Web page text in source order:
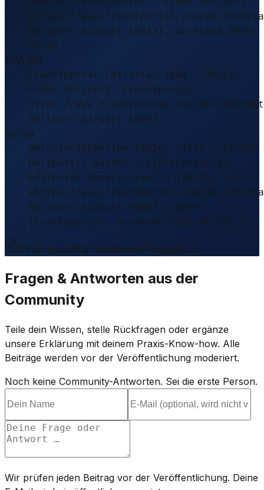
(https://www.frachtportal.com/de/
heliport-airport-10023), accessed 2026-
08-08
APA-Stil
Frachtportal Editorial Team. (2026).
Erdek Heliport. Frachtportal.
https://www.frachtportal.com/de/
heliport-airport-10023
BibTeX
@misc{erdekheliport2026, title = {Erdek
Heliport}, author = {{Frachtportal
Editorial Team}}, year = {2026}, url =
{https://www.frachtportal.com/de/
heliport-airport-10023}, note =
{Frachtportal, accessed 2026-08-08} }
Inhalt geprüft & redaktionell freigegeben.
Fragen & Antworten aus der
Community
Teile dein Wissen, stelle Rückfragen oder ergänze
unsere Erklärung mit deinem Praxis-Know-how. Alle
Beiträge werden vor der Veröffentlichung moderiert.
Noch keine Community-Antworten. Sei die erste Person.
Wir prüfen jeden Beitrag vor der Veröffentlichung. Deine